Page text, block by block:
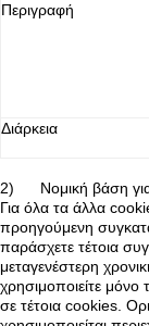
Περιγραφή
Διάρκεια
2) Νομική βάση
Για όλα τα άλλα
προηγούμενη
παράσχετε τέτοια
μεταγενέστερη
χρησιμοποιείτε μόνο
σε τέτοια cookies.